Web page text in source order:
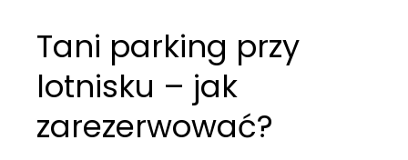
Tani parking przy
lotnisku – jak
zarezerwować?